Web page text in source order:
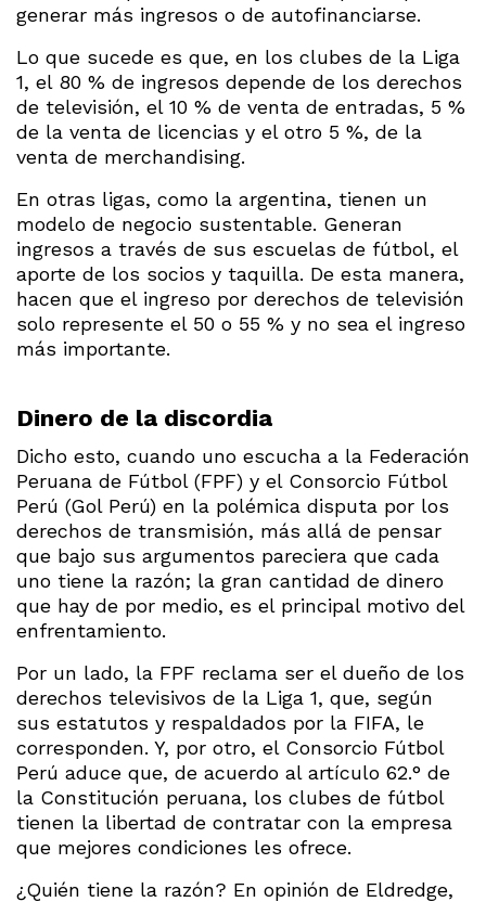
generar más ingresos o de autofinanciarse.
Lo que sucede es que, en los clubes de la Liga
1, el 80 % de ingresos depende de los derechos
de televisión, el 10 % de venta de entradas, 5 %
de la venta de licencias y el otro 5 %, de la
venta de merchandising.
En otras ligas, como la argentina, tienen un
modelo de negocio sustentable. Generan
ingresos a través de sus escuelas de fútbol, el
aporte de los socios y taquilla. De esta manera,
hacen que el ingreso por derechos de televisión
solo represente el 50 o 55 % y no sea el ingreso
más importante.
Dinero de la discordia
Dicho esto, cuando uno escucha a la Federación
Peruana de Fútbol (FPF) y el Consorcio Fútbol
Perú (Gol Perú) en la polémica disputa por los
derechos de transmisión, más allá de pensar
que bajo sus argumentos pareciera que cada
uno tiene la razón; la gran cantidad de dinero
que hay de por medio, es el principal motivo del
enfrentamiento.
Por un lado, la FPF reclama ser el dueño de los
derechos televisivos de la Liga 1, que, según
sus estatutos y respaldados por la FIFA, le
corresponden. Y, por otro, el Consorcio Fútbol
Perú aduce que, de acuerdo al artículo 62.° de
la Constitución peruana, los clubes de fútbol
tienen la libertad de contratar con la empresa
que mejores condiciones les ofrece.
¿Quién tiene la razón? En opinión de Eldredge,